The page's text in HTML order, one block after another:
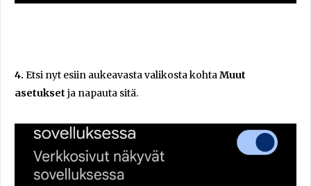
4. Etsi nyt esiin aukeavasta valikosta kohtaMuut
asetukset ja napauta sitä.